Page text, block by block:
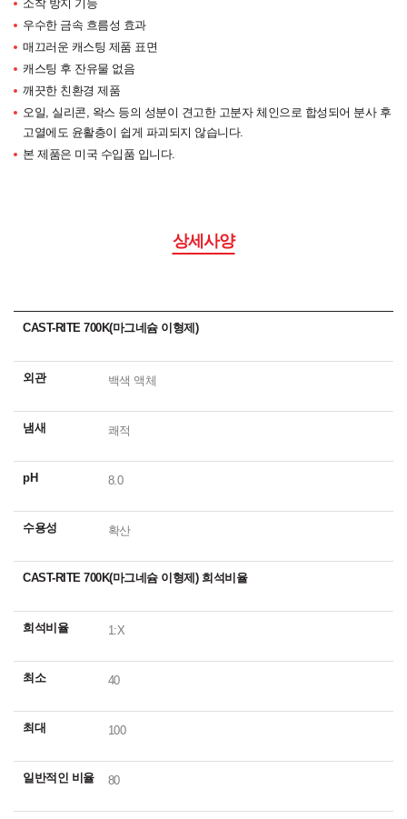
소착 방지 기능
우수한 금속 흐름성 효과
매끄러운 캐스팅 제품 표면
캐스팅 후 잔유물 없음
깨끗한 친환경 제품
오일, 실리콘, 왁스 등의 성분이 견고한 고분자 체인으로 합성되어 분사 후
고열에도 윤활층이 쉽게 파괴되지 않습니다.
본 제품은 미국 수입품 입니다.
상세사양
CAST-RITE 700K(마그네슘 이형제)
외관 백색 액체
냄새 쾌적
pH 8.0
수용성 확산
CAST-RITE 700K(마그네슘 이형제) 희석비율
희석비율 1:X
최소 40
최대 100
일반적인 비율 80